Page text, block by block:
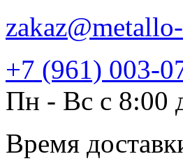
+7 (961) 003-
Пн - Вс с 8:00
Время